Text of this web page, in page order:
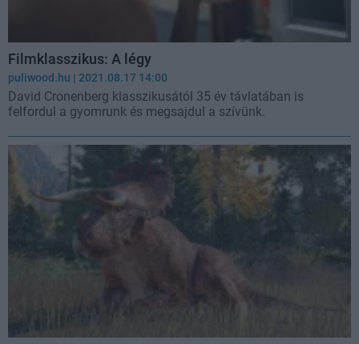
Filmklasszikus: A légy
puliwood.hu | 2021.08.17 14:00
David Cronenberg klasszikusától 35 év távlatában is
felfordul a gyomrunk és megsajdul a szívünk.